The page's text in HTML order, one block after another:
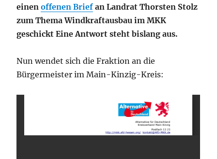
einenoffenen Brief an Landrat Thorsten Stolz
zum Thema Windkraftausbau im MKK
geschickt Eine Antwort steht bislang aus.
Nun wendet sich die Fraktion an die
Bürgermeister im Main-Kinzig-Kreis: